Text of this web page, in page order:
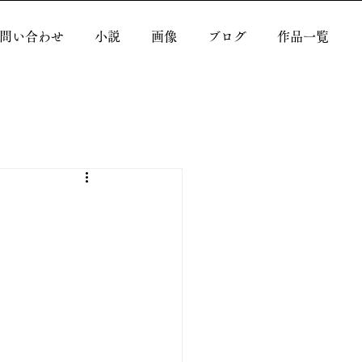
い合わせ 小説 画像 ブログ 作品一覧